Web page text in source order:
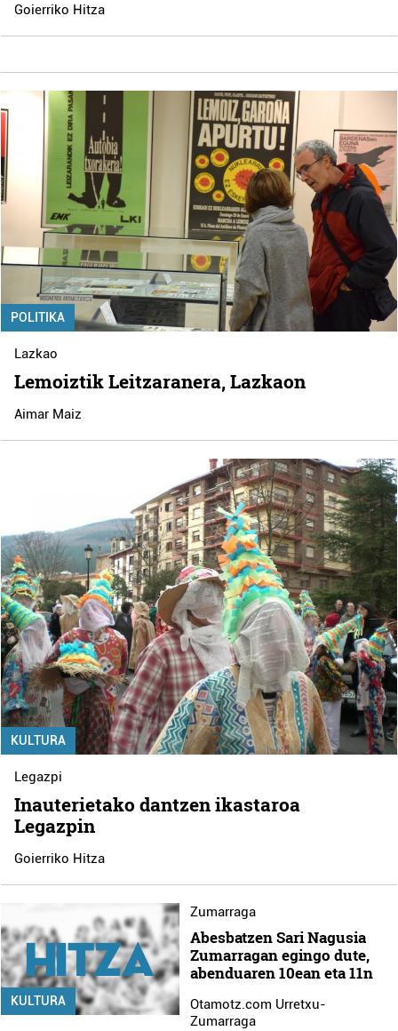
Goierriko Hitza
POLITIKA
Lazkao
Lemoiztik Leitzaranera, Lazkaon
Aimar Maiz
KULTURA
Legazpi
Inauterietako dantzen ikastaroa
Legazpin
Goierriko Hitza
KULTURA
Zumarraga
Abesbatzen Sari Nagusia
Zumarragan egingo dute,
abenduaren 10ean eta 11n
Otamotz.com Urretxu-
Zumarraga